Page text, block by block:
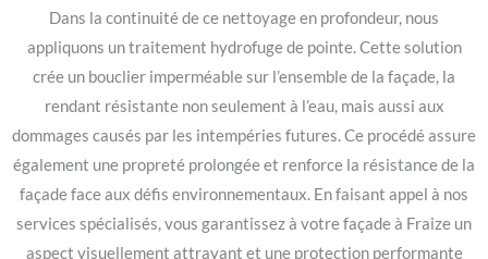
Dans la continuité de ce nettoyage en profondeur, nous
appliquons un traitement hydrofuge de pointe. Cette solution
crée un bouclier imperméable sur l’ensemble de la façade, la
rendant résistante non seulement à l’eau, mais aussi aux
dommages causés par les intempéries futures. Ce procédé assure
également une propreté prolongée et renforce la résistance de la
façade face aux défis environnementaux. En faisant appel à nos
services spécialisés, vous garantissez à votre façade à Fraize un
aspect visuellement attrayant et une protection performante